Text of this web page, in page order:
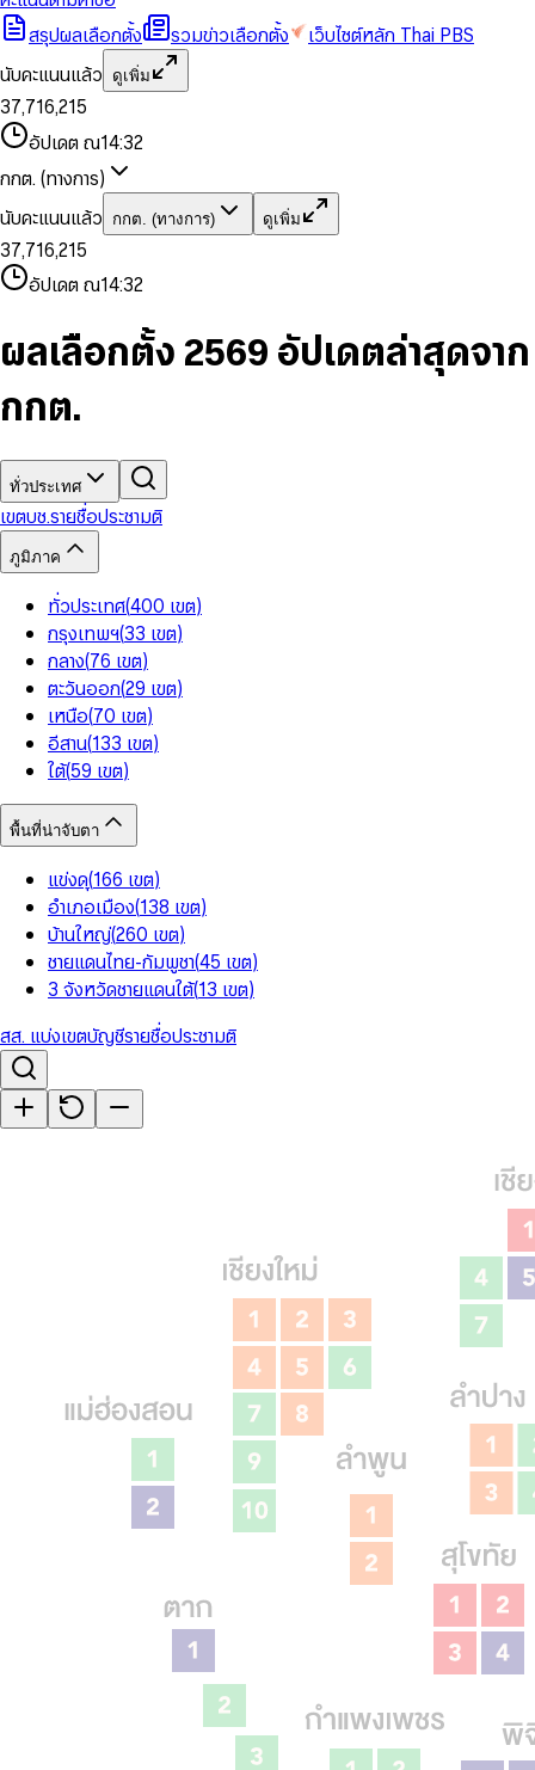
สรุปผลเลือกตั้ง
รวมข่าวเลือกตั้ง
เว็บไซต์หลัก Thai PBS
นับคะแนนแล้ว
ดูเพิ่ม
0
1
2
3
4
5
6
8
9
3
4
5
6
7
8
9
,
4
6
7
8
9
0
1
2
3
4
5
6
7
8
9
3
5
6
7
8
9
,
1
2
4
5
7
8
9
0
1
3
4
6
7
8
9
2
3
4
5
7
8
อัปเดต ณ14:32
กกต. (ทางการ)
นับคะแนนแล้ว
กกต. (ทางการ) ดูเพิ่ม
0
1
2
3
4
5
7
8
0
1
2
4
5
6
7
8
9
,
0
1
2
4
6
7
8
9
0
1
2
3
5
6
8
9
0
1
3
5
6
7
8
,
1
2
4
6
7
9
0
1
3
5
6
8
9
0
2
3
4
5
7
9
อัปเดต ณ14:32
ผลเลือกตั้ง 2569 อัปเดตล่าสุดจาก
กกต.
ทั่วประเทศ
เขตบช.รายชื่อประชามติ
ภูมิภาค
ทั่วประเทศ(400 เขต)
กรุงเทพฯ(33 เขต)
กลาง(76 เขต)
ตะวันออก(29 เขต)
เหนือ(70 เขต)
อีสาน(133 เขต)
ใต้(59 เขต)
พื้นที่น่าจับตา
แข่งดุ(166 เขต)
อำเภอเมือง(138 เขต)
บ้านใหญ่(260 เขต)
ชายแดนไทย-กัมพูชา(45 เขต)
3 จังหวัดชายแดนใต้(13 เขต)
สส. แบ่งเขตบัญชีรายชื่อประชามติ